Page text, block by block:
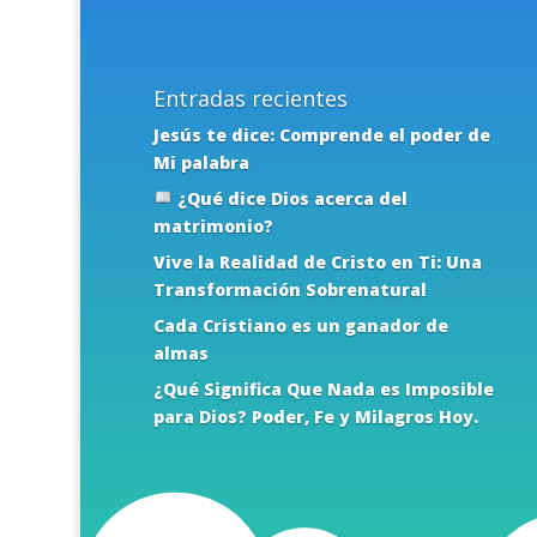
Entradas recientes
Jesús te dice: Comprende el poder de
Mi palabra
¿Qué dice Dios acerca del
matrimonio?
Vive la Realidad de Cristo en Ti: Una
Transformación Sobrenatural
Cada Cristiano es un ganador de
almas
¿Qué Significa Que Nada es Imposible
para Dios? Poder, Fe y Milagros Hoy.